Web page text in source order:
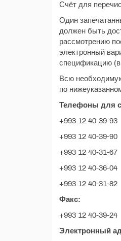
Счёт для
Один
должен быть
рассмотрению
электронный
спецификацию
Всю
по
Телефоны для
+993 12 40-39-93
+993 12 40-39-90
+993 12 40-31-67
+993 12 40-36-04
+993 12 40-31-82
Факс:
+993 12 40-39-24
Электронный